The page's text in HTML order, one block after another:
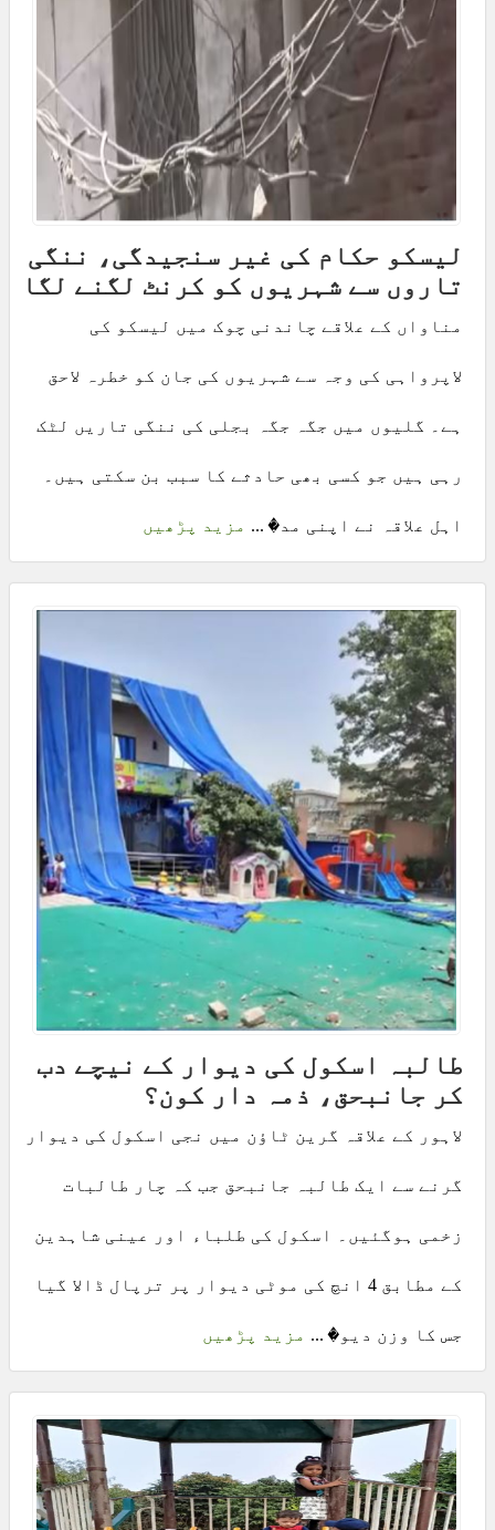
لیسکو حکام کی غیر سنجیدگی، ننگی
تاروں سے شہریوں کو کرنٹ لگنے لگا
مناواں کے علاقے چاندنی چوک میں لیسکو کی
لاپرواہی کی وجہ سے شہریوں کی جان کو خطرہ لاحق
ہے۔ گلیوں میں جگہ جگہ بجلی کی ننگی تاریں لٹک
رہی ہیں جو کسی بھی حادثے کا سبب بن سکتی ہیں۔
اہل علاقہ نے اپنی مد� ... مزید پڑھیں
طالبہ اسکول کی دیوار کے نیچے دب
کر جانبحق، ذمہ دار کون؟
لاہور کے علاقہ گرین ٹاؤن میں نجی اسکول کی دیوار
گرنے سے ایک طالبہ جانبحق جب کہ چار طالبات
زخمی ہوگئیں۔ اسکول کی طلباء اور عینی شاہدین
کے مطابق 4 انچ کی موٹی دیوار پر ترپال ڈالا گیا
جس کا وزن دیو� ... مزید پڑھیں